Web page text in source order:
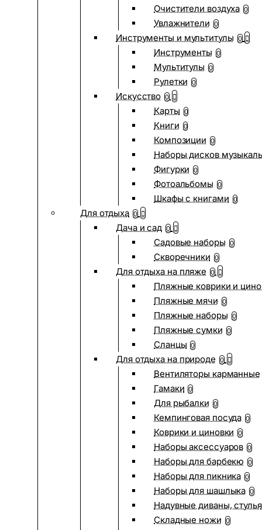
Очистители воздуха 0
Увлажнители 0
Инструменты и мультитулы 0
Инструменты 0
Мультитулы 0
Рулетки 0
Искусство 0
Карты 0
Книги 0
Композиции 0
Наборы дисков
Фигурки 0
Фотоальбомы 0
Шкафы с книгами 0
Для отдыха 0
Дача и сад 0
Садовые наборы 0
Скворечники 0
Для отдыха на пляже 0
Пляжные коврики и
Пляжные мячи 0
Пляжные наборы 0
Пляжные сумки 0
Сланцы 0
Для отдыха на природе 0
Вентиляторы карманные
Гамаки 0
Для рыбалки 0
Кемпинговая посуда 0
Коврики и циновки 0
Наборы аксессуаров 0
Наборы для барбекю 0
Наборы для пикника 0
Наборы для шашлыка 0
Надувные диваны, стулья
Складные ножи 0